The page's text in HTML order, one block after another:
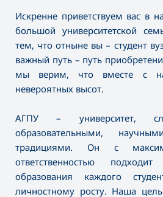
Искренне приветствуем вас
большой университетской
тем, что отныне вы – студент
важный путь – путь
мы верим, что вместе с
невероятных высот.
АГПУ – университет,
образовательными,
традициями. Он с
ответственностью
образования каждого
личностному росту. Наша